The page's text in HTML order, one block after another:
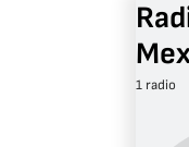
1 radio